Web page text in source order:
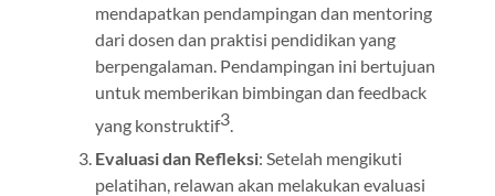
mendapatkan pendampingan dan mentoring
dari dosen dan praktisi pendidikan yang
berpengalaman. Pendampingan ini bertujuan
untuk memberikan bimbingan dan feedback
yang konstruktif3.
Evaluasi dan Refleksi: Setelah mengikuti
pelatihan, relawan akan melakukan evaluasi